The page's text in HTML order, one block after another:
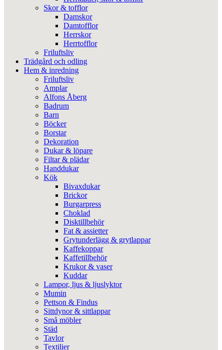
Skor & tofflor
Damskor
Damtofflor
Herrskor
Herrtofflor
Friluftsliv
Trädgård och odling
Hem & inredning
Friluftsliv
Amplar
Alfons Åberg
Badrum
Barn
Böcker
Borstar
Dekoration
Dukar & löpare
Filtar & plädar
Handdukar
Kök
Bivaxdukar
Brickor
Burgarpress
Choklad
Disktillbehör
Fat & assietter
Grytunderlägg & grytlappar
Kaffekoppar
Kaffetillbehör
Krukor & vaser
Kuddar
Lampor, ljus & ljuslyktor
Mumin
Pettson & Findus
Sittdynor & sittlappar
Små möbler
Städ
Tavlor
Textilier